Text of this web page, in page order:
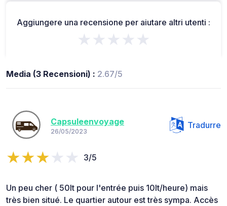
Aggiungere una recensione per aiutare altri utenti :
★★★★★
Media (3 Recensioni) : 2.67/5
Capsuleenvoyage
26/05/2023
Tradurre
3/5
Un peu cher ( 50lt pour l'entrée puis 10lt/heure) mais
très bien situé. Le quartier autour est très sympa. Accès